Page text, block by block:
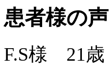
患者様の声
F.S様 21